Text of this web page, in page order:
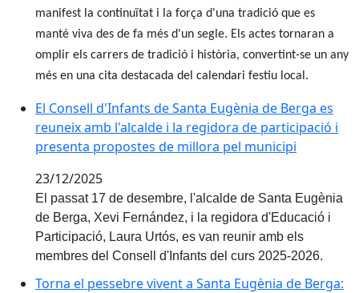
manifest la continuïtat i la força d'una tradició que es
manté viva des de fa més d'un segle. Els actes tornaran a
omplir els carrers de tradició i història, convertint-se un any
més en una cita destacada del calendari festiu local.
El Consell d'Infants de Santa Eugènia de Berga es
El Consell d'Infants de Santa Eugènia de Berga es
reuneix amb l'alcalde i la regidora de participació i
presenta propostes de millora pel municipi
23/12/2025
El passat 17 de desembre, l'alcalde de Santa Eugènia
de Berga, Xevi Fernández, i la regidora d'Educació i
Participació, Laura Urtós, es van reunir amb els
membres del Consell d'Infants del curs 2025-2026.
Torna el pessebre vivent a Santa Eugènia de Berga:
Torna el pessebre vivent a Santa Eugènia de Berga: